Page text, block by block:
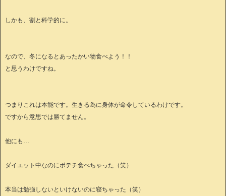
しかも、割と科学的に。
なので、冬になるとあったかい物食べよう！！
と思うわけですね。
つまりこれは本能です。生きる為に身体が命令しているわけです。
ですから意思では勝てません。
他にも…
ダイエット中なのにポテチ食べちゃった（笑）
本当は勉強しないといけないのに寝ちゃった（笑）